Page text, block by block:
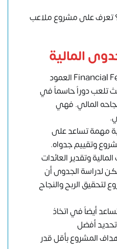
تعرف على مشروع ملاعب
المالية
تُمثل Financial Feasibility Study العمود
تلعب دوراً حاسماً في
المالي. فهي
مهمة تساعد على
وتقييم جدواه.
وتقدير العائدات
لدراسة الجدوى أن
لتحقيق الربح والنجاح
أيضاً في اتخاذ
وتحديد أفضل
المشروع بأقل قدر